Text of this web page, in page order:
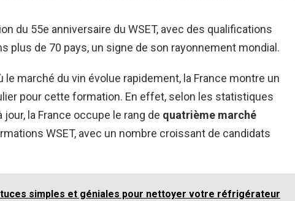
du 55e anniversaire du WSET, avec des qualifications
plus de 70 pays, un signe de son rayonnement mondial.
le marché du vin évolue rapidement, la France montre un
pour cette formation. En effet, selon les statistiques
la France occupe le rang de quatrième marché
WSET, avec un nombre croissant de candidats
simples et géniales pour nettoyer votre réfrigérateur